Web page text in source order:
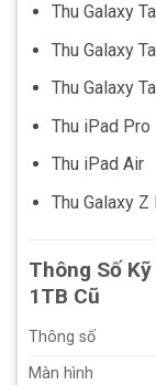
Thu Galaxy
Thu Galaxy
Thu Galaxy
Thu iPad Pro
Thu iPad Air
Thu Galaxy Z
Thông Số
1TB Cũ
Thông số
Màn hình